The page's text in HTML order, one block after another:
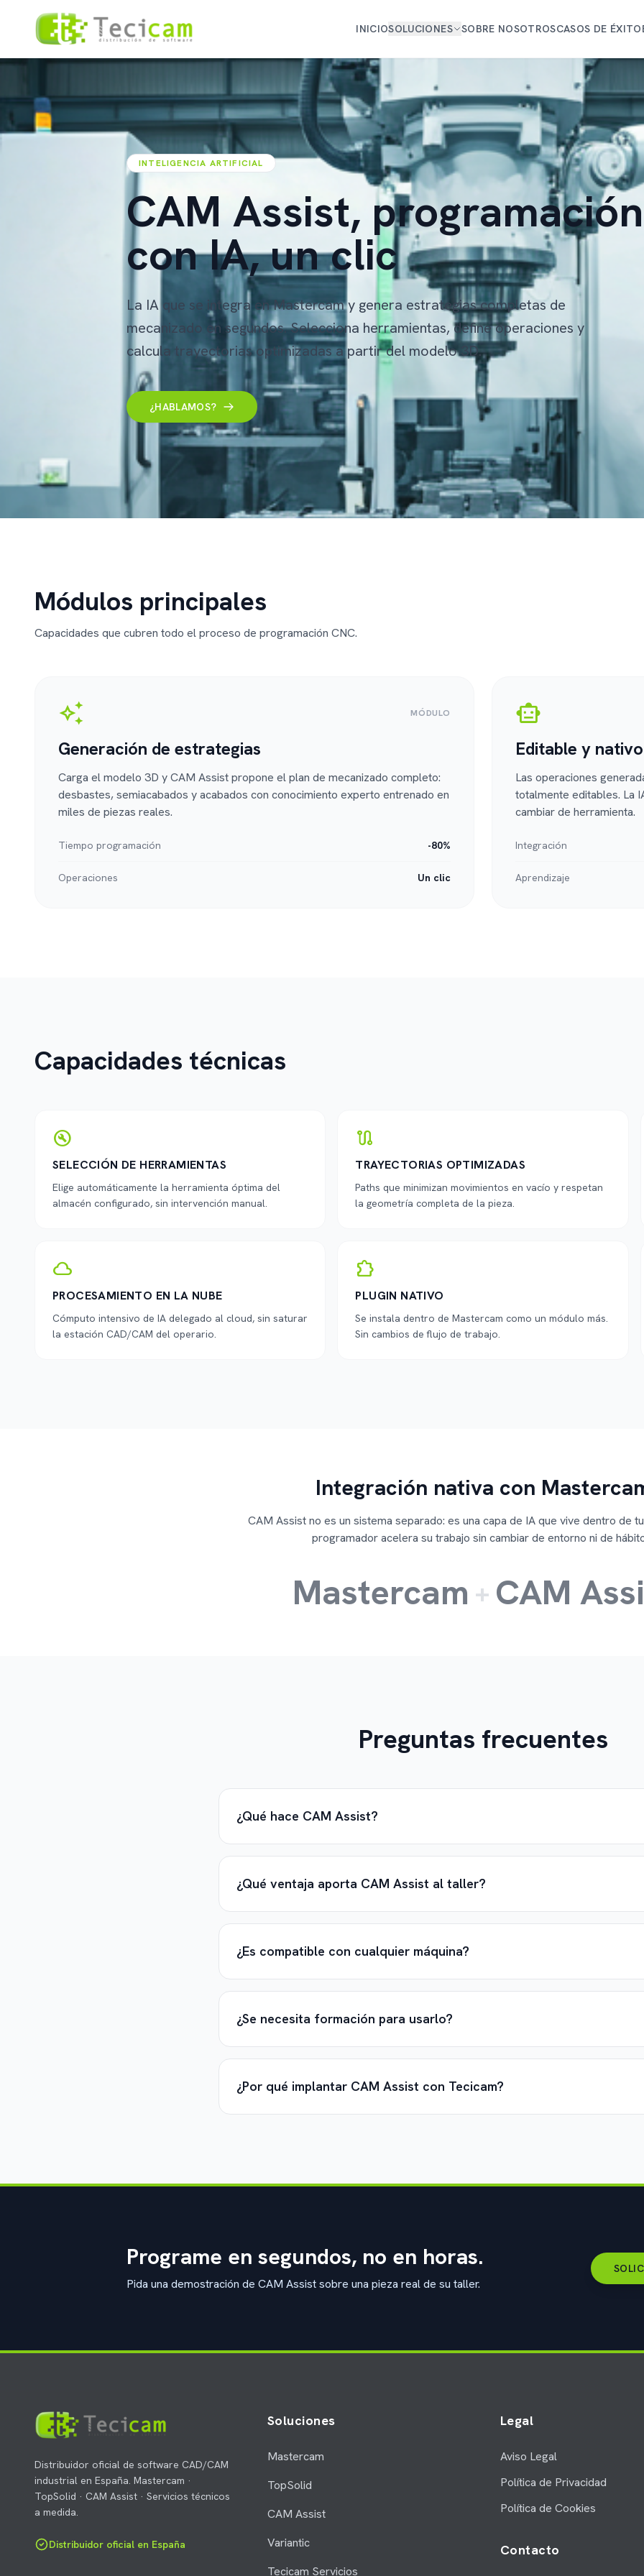
INICIOSOLUCIONES SOBRE NOSOTROSCASOS DE ÉXITO
INTELIGENCIA ARTIFICIAL
CAM Assist, programación
con IA, un clic
La IA que se integra en Mastercam y genera estrategias completas de
mecanizado en segundos. Selecciona herramientas, define operaciones y
calcula trayectorias optimizadas a partir del modelo 3D.
¿HABLAMOS?
Módulos principales
Capacidades que cubren todo el proceso de programación CNC.
auto_awesome MÓDULO
Generación de estrategias
Carga el modelo 3D y CAM Assist propone el plan de mecanizado completo:
desbastes, semiacabados y acabados con conocimiento experto entrenado en
miles de piezas reales.
Tiempo programación -80%
Operaciones Un clic
smart_toy
Editable y nativo
Las operaciones
totalmente editables. La
cambiar de herramienta.
Integración
Aprendizaje
Capacidades técnicas
build_circle
SELECCIÓN DE HERRAMIENTAS
Elige automáticamente la herramienta óptima del
almacén configurado, sin intervención manual.
route
TRAYECTORIAS OPTIMIZADAS
Paths que minimizan movimientos en vacío y respetan
la geometría completa de la pieza.
cloud
PROCESAMIENTO EN LA NUBE
Cómputo intensivo de IA delegado al cloud, sin saturar
la estación CAD/CAM del operario.
extension
PLUGIN NATIVO
Se instala dentro de Mastercam como un módulo más.
Sin cambios de flujo de trabajo.
Integración nativa con
CAM Assist no es un sistema separado: es una capa de IA que vive dentro de
programador acelera su trabajo sin cambiar de entorno ni de
Mastercam + CAM
Preguntas frecuentes
¿Qué hace CAM Assist?
¿Qué ventaja aporta CAM Assist al taller?
¿Es compatible con cualquier máquina?
¿Se necesita formación para usarlo?
¿Por qué implantar CAM Assist con Tecicam?
Programe en segundos, no en horas.
Pida una demostración de CAM Assist sobre una pieza real de su taller.
Distribuidor oficial de software CAD/CAM
industrial en España. Mastercam ·
TopSolid · CAM Assist · Servicios técnicos
a medida.
Distribuidor oficial en España
Soluciones
Mastercam
TopSolid
CAM Assist
Variantic
Tecicam Servicios
Legal
Aviso Legal
Política de Privacidad
Política de Cookies
Contacto